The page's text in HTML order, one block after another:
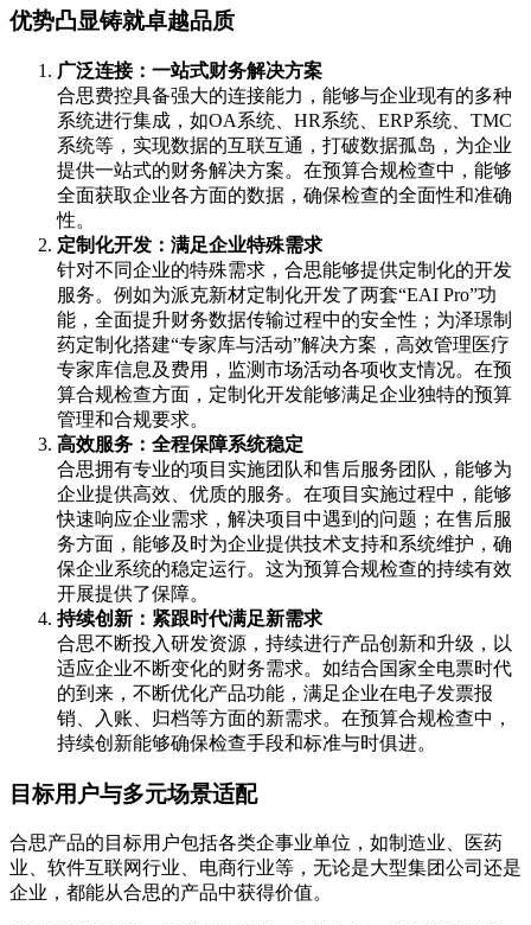
优势凸显铸就卓越品质
广泛连接：一站式财务解决方案
合思费控具备强大的连接能力，能够与企业现有的多种
系统进行集成，如OA系统、HR系统、ERP系统、TMC
系统等，实现数据的互联互通，打破数据孤岛，为企业
提供一站式的财务解决方案。在预算合规检查中，能够
全面获取企业各方面的数据，确保检查的全面性和准确
性。
定制化开发：满足企业特殊需求
针对不同企业的特殊需求，合思能够提供定制化的开发
服务。例如为派克新材定制化开发了两套“EAI Pro”功
能，全面提升财务数据传输过程中的安全性；为泽璟制
药定制化搭建“专家库与活动”解决方案，高效管理医疗
专家库信息及费用，监测市场活动各项收支情况。在预
算合规检查方面，定制化开发能够满足企业独特的预算
管理和合规要求。
高效服务：全程保障系统稳定
合思拥有专业的项目实施团队和售后服务团队，能够为
企业提供高效、优质的服务。在项目实施过程中，能够
快速响应企业需求，解决项目中遇到的问题；在售后服
务方面，能够及时为企业提供技术支持和系统维护，确
保企业系统的稳定运行。这为预算合规检查的持续有效
开展提供了保障。
持续创新：紧跟时代满足新需求
合思不断投入研发资源，持续进行产品创新和升级，以
适应企业不断变化的财务需求。如结合国家全电票时代
的到来，不断优化产品功能，满足企业在电子发票报
销、入账、归档等方面的新需求。在预算合规检查中，
持续创新能够确保检查手段和标准与时俱进。
目标用户与多元场景适配
合思产品的目标用户包括各类企事业单位，如制造业、医药
业、软件互联网行业、电商行业等，无论是大型集团公司还是
企业，都能从合思的产品中获得价值。